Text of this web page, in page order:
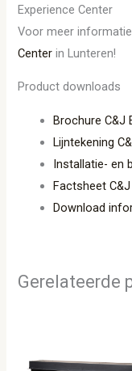
Experience Center
Voor meer
Center in Lunteren!
Product downloads
Brochure C&J
Lijntekening
Installatie- en
Factsheet
Download
Gerelateerde